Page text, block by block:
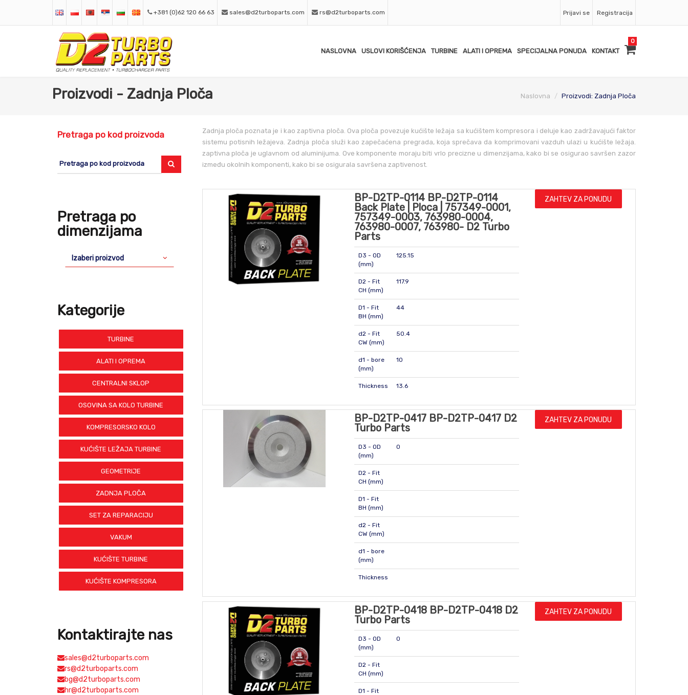
+381 (0)62 120 66 63 sales@d2turboparts.com rs@d2turboparts.com Prijavi se Registracija
NASLOVNA USLOVI KORIŠĆENJA TURBINE ALATI I OPREMA SPECIJALNA PONUDA KONTAKT
0
Proizvodi - Zadnja Ploča Naslovna Proizvodi: Zadnja Ploča
Pretraga po kod proizvoda
Pretraga po
dimenzijama
Izaberi proizvod
Kategorije
TURBINE
ALATI I OPREMA
CENTRALNI SKLOP
OSOVINA SA KOLO TURBINE
KOMPRESORSKO KOLO
KUĆIŠTE LEŽAJA TURBINE
GEOMETRIJE
ZADNJA PLOČA
SET ZA REPARACIJU
VAKUM
KUĆIŠTE TURBINE
KUĆIŠTE KOMPRESORA
Kontaktirajte nas
sales@d2turboparts.com
rs@d2turboparts.com
bg@d2turboparts.com
hr@d2turboparts.com
Zadnja ploča poznata je i kao zaptivna ploča. Ova ploča povezuje kućište ležaja sa kućištem kompresora i deluje kao zadržavajući faktor
sistemu potisnih ležajeva. Zadnja ploča služi kao zapečaćena pregrada, koja sprečava da komprimovani vazduh ulazi u kućište ležaja.
zaptivna ploča je uglavnom od aluminijuma. Ove komponente moraju biti vrlo precizne u dimenzijama, kako bi se osigurao savršen zazor
između okolnih komponenti, kako bi se osigurala savršena zaptivenost.
BP-D2TP-0114 BP-D2TP-0114
Back Plate | Ploca | 757349-0001,
757349-0003, 763980-0004,
763980-0007, 763980- D2 Turbo
Parts
D3 - OD
(mm)
125.15
D2 - Fit
CH (mm)
117.9
D1 - Fit
BH (mm)
44
d2 - Fit
CW (mm)
50.4
d1 - bore
(mm)
10
Thickness 13.6
ZAHTEV ZA PONUDU
BP-D2TP-0417 BP-D2TP-0417 D2
Turbo Parts
D3 - OD
(mm)
0
D2 - Fit
CH (mm)
D1 - Fit
BH (mm)
d2 - Fit
CW (mm)
d1 - bore
(mm)
Thickness
ZAHTEV ZA PONUDU
BP-D2TP-0418 BP-D2TP-0418 D2
Turbo Parts
D3 - OD
(mm)
0
D2 - Fit
CH (mm)
D1 - Fit
ZAHTEV ZA PONUDU